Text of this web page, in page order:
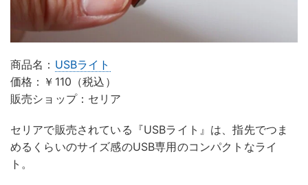
商品名： USBライト
価格：￥110（税込）
販売ショップ：セリア
セリアで販売されている『USBライト』は、指先でつま
めるくらいのサイズ感のUSB専用のコンパクトなライ
ト。